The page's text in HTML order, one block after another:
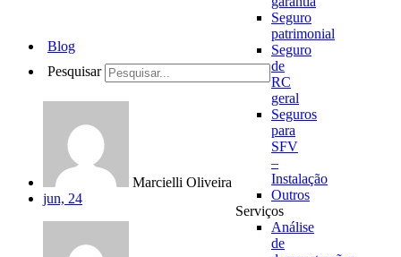
Seguro
patrimonial
Seguro
de
RC
geral
Seguros
para
SFV
–
Instalação
Outros
Serviços
Análise
de
Blog
Pesquisar
Marcielli Oliveira
jun, 24